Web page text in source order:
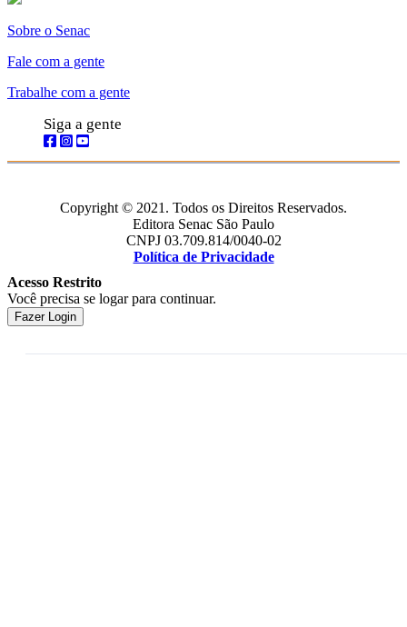
Sobre o Senac
Fale com a gente
Trabalhe com a gente
Siga a gente
Copyright © 2021. Todos os Direitos Reservados.
Editora Senac São Paulo
CNPJ 03.709.814/0040-02
Política de Privacidade
Acesso Restrito
Você precisa se logar para continuar.
Fazer Login